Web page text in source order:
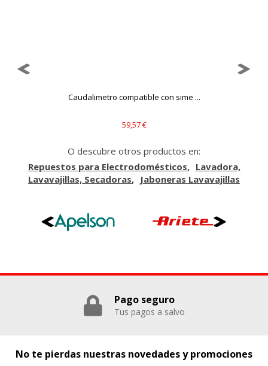
Caudalimetro compatible con sime ...
59,57 €
O descubre otros productos en:
Repuestos para Electrodomésticos
Lavadora,
Lavavajillas, Secadoras
Jaboneras Lavavajillas
Pago seguro
Tus pagos a salvo
No te pierdas nuestras novedades y promociones